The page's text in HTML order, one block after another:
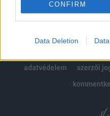
CONFIRM
Data Deletion
adatvédelem
szerzői